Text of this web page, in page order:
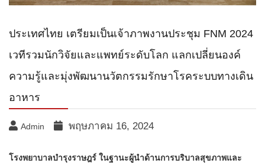
ประเทศไทย เตรียมเป็นเจ้าภาพงานประชุม FNM 2024
เวทีรวมนักวิจัยและแพทย์ระดับโลก แลกเปลี่ยนองค์
ความรู้และมุ่งพัฒนานวัตกรรมรักษาโรคระบบทางเดิน
อาหาร
Admin พฤษภาคม 16, 2024
โรงพยาบาลบำรุงราษฎร์ ในฐานะผู้นำด้านการบริบาลสุขภาพและ